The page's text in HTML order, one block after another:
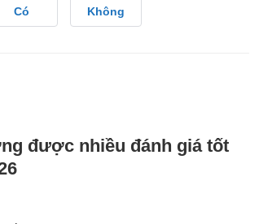
Có Không
được nhiều đánh giá tốt